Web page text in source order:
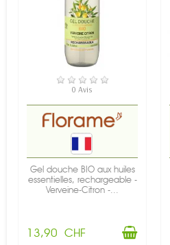
EN STOCK
0 Avis
Gel douche BIO aux huiles
essentielles, rechargeable -
Verveine-Citron -...
13,90 CHF